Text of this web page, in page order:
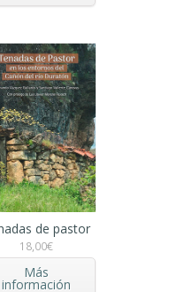
de pastor
18,00€
Más
información